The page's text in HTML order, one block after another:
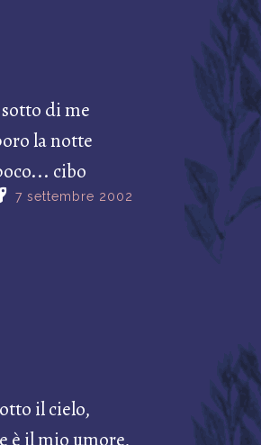
di me
la notte
cibo
7 settembre 2002
il cielo,
è il mio umore,